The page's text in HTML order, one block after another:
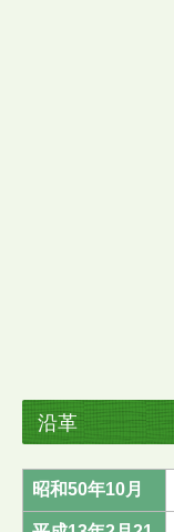
沿革
昭和50年10月